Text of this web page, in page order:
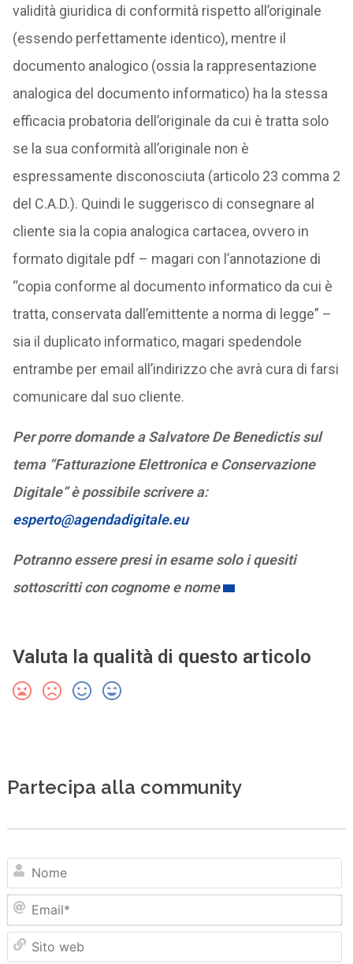
validità giuridica di conformità rispetto all’originale
(essendo perfettamente identico), mentre il
documento analogico (ossia la rappresentazione
analogica del documento informatico) ha la stessa
efficacia probatoria dell’originale da cui è tratta solo
se la sua conformità all’originale non è
espressamente disconosciuta (articolo 23 comma 2
del C.A.D.). Quindi le suggerisco di consegnare al
cliente sia la copia analogica cartacea, ovvero in
formato digitale pdf – magari con l’annotazione di
“copia conforme al documento informatico da cui è
tratta, conservata dall’emittente a norma di legge” –
sia il duplicato informatico, magari spedendole
entrambe per email all’indirizzo che avrà cura di farsi
comunicare dal suo cliente.
Per porre domande a Salvatore De Benedictis sul
tema “Fatturazione Elettronica e Conservazione
Digitale” è possibile scrivere a:
esperto@agendadigitale.eu
Potranno essere presi in esame solo i quesiti
sottoscritti con cognome e nome
Valuta la qualità di questo articolo
Partecipa alla community